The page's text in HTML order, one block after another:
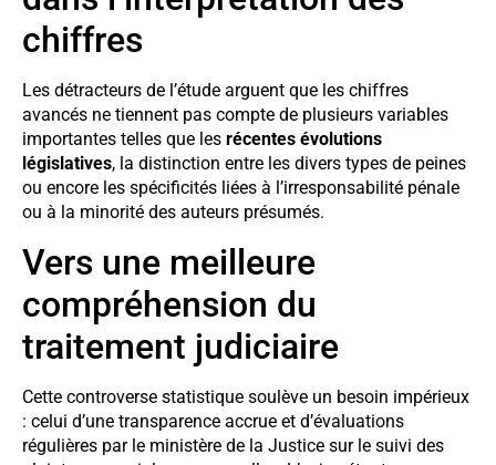
chiffres
Les détracteurs de l’étude arguent que les chiffres
avancés ne tiennent pas compte de plusieurs variables
importantes telles que les récentes évolutions
législatives, la distinction entre les divers types de peines
ou encore les spécificités liées à l’irresponsabilité pénale
ou à la minorité des auteurs présumés.
Vers une meilleure
compréhension du
traitement judiciaire
Cette controverse statistique soulève un besoin impérieux
: celui d’une transparence accrue et d’évaluations
régulières par le ministère de la Justice sur le suivi des